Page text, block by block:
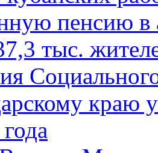
пенсию в
тыс.
краю